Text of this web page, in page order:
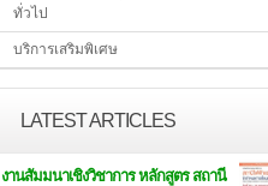
ทั่วไป
บริการเสริมพิเศษ
LATEST ARTICLES
งานสัมมนาเชิงวิชาการ หลักสูตร สถานี